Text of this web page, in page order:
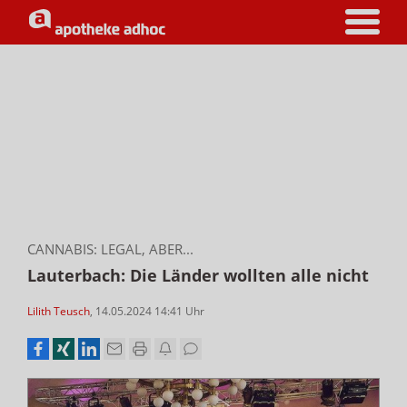
CANNABIS: LEGAL, ABER...
Lauterbach: Die Länder wollten alle nicht
Lilith Teusch, 14.05.2024 14:41 Uhr